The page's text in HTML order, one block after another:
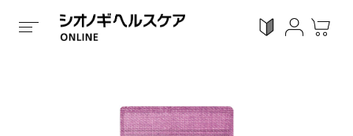
ログイン
会員登録
ホーム / 全ての商品 / 機能性表示食品 カプセルタイプ